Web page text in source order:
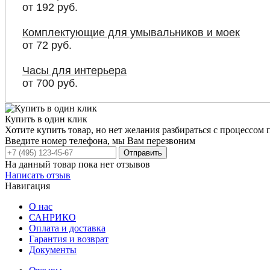
от 192 руб.
Комплектующие для умывальников и моек
от 72 руб.
Часы для интерьера
от 700 руб.
Купить в один клик
Хотите купить товар, но нет желания разбираться с процессом
Введите номер телефона, мы Вам перезвоним
Отправить
На данный товар пока нет отзывов
Написать отзыв
Навигация
О нас
САНРИКО
Оплата и доставка
Гарантия и возврат
Документы